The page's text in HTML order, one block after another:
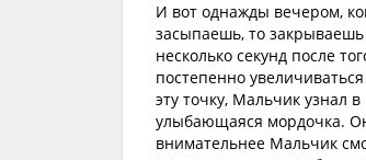
И вот однажды вечером,
засыпаешь, то
несколько секунд после
постепенно
эту точку, Мальчик узнал
улыбающаяся мордочка.
внимательнее Мальчик